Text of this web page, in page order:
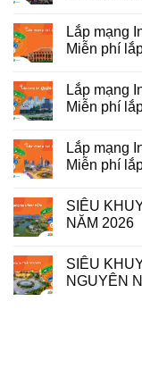
Lắp mạng
Miễn phí
Lắp mạng
Miễn phí
Lắp mạng
Miễn phí
SIÊU
NĂM 2026
SIÊU
NGUYÊN